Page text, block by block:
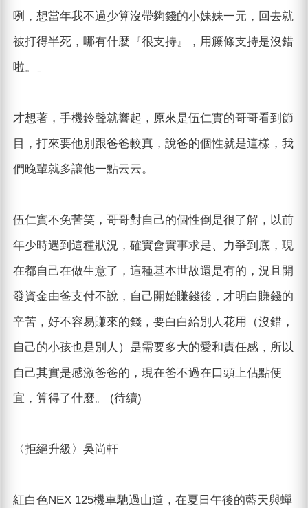
咧，想當年我不過少算沒帶夠錢的小妹妹一元，回去就
被打得半死，哪有什麼『很支持』，用籐條支持是沒錯
啦。」
才想著，手機鈴聲就響起，原來是伍仁實的哥哥看到節
目，打來要他別跟爸爸較真，說爸的個性就是這樣，我
們晚輩就多讓他一點云云。
伍仁實不免苦笑，哥哥對自己的個性倒是很了解，以前
年少時遇到這種狀況，確實會實事求是、力爭到底，現
在都自己在做生意了，這種基本世故還是有的，況且開
發資金由爸支付不說，自己開始賺錢後，才明白賺錢的
辛苦，好不容易賺來的錢，要白白給別人花用（沒錯，
自己的小孩也是別人）是需要多大的愛和責任感，所以
自己其實是感激爸爸的，現在爸不過在口頭上佔點便
宜，算得了什麼。 (待續)
〈拒絕升級〉吳尚軒
紅白色NEX 125機車馳過山道，在夏日午後的藍天與蟬